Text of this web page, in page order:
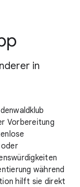
in
Vorbereitung
oder
während
hilft sie direkt